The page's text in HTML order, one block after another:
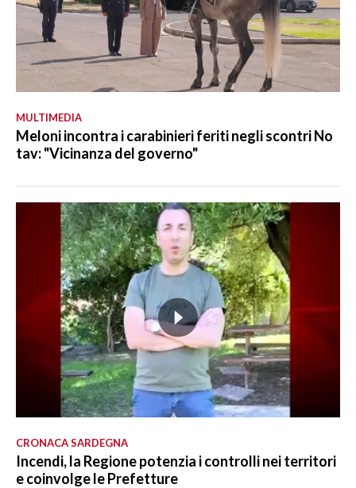
MULTIMEDIA
Meloni incontra i carabinieri feriti negli scontri No
tav: "Vicinanza del governo"
CRONACA SARDEGNA
Incendi, la Regione potenzia i controlli nei territori
e coinvolge le Prefetture